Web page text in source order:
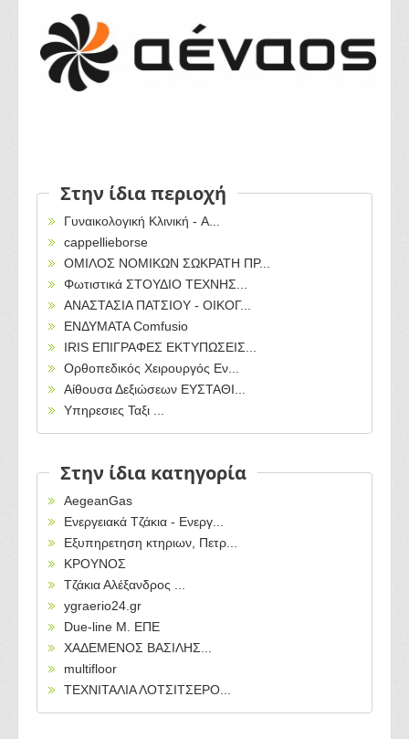
Στην ίδια περιοχή
Γυναικολογική Κλινική - A...
cappellieborse
ΟΜΙΛΟΣ ΝΟΜΙΚΩΝ ΣΩΚΡΑΤΗ ΠΡ...
Φωτιστικά ΣΤΟΥΔΙΟ ΤΕΧΝΗΣ...
ΑΝΑΣΤΑΣΙΑ ΠΑΤΣΙΟΥ - ΟΙΚΟΓ...
ΕΝΔΥΜΑΤΑ Comfusio
IRIS ΕΠΙΓΡΑΦΕΣ ΕΚΤΥΠΩΣΕΙΣ...
Ορθοπεδικός Χειρουργός Εν...
Αίθουσα Δεξιώσεων ΕΥΣΤΑΘΙ...
Υπηρεσιες Ταξι ...
Στην ίδια κατηγορία
AegeanGas
Ενεργειακά Τζάκια - Ενεργ...
Εξυπηρετηση κτηριων, Πετρ...
ΚΡΟΥΝΟΣ
Τζάκια Αλέξανδρος ...
ygraerio24.gr
Due-line M. EΠΕ
ΧΑΔΕΜΕΝΟΣ ΒΑΣΙΛΗΣ...
multifloor
ΤΕΧΝΙΤΑΛΙΑ ΛΟΤΣΙΤΣΕΡΟ...